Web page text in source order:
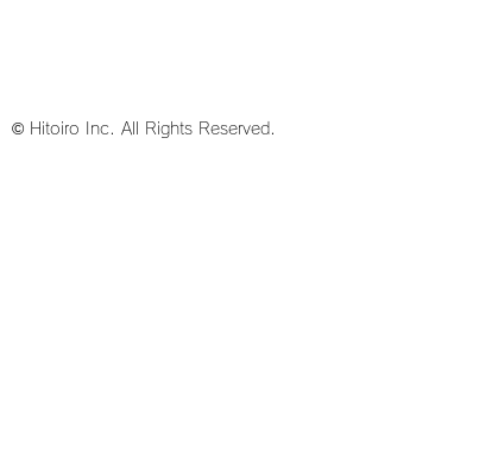
© Hitoiro Inc. All Rights Reserved.